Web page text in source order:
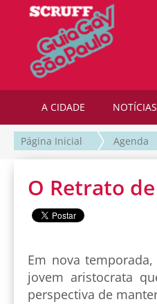
A CIDADE NOTÍCIAS
Página Inicial Agenda
O Retrato
Em nova
jovem aristocrata
perspectiva de